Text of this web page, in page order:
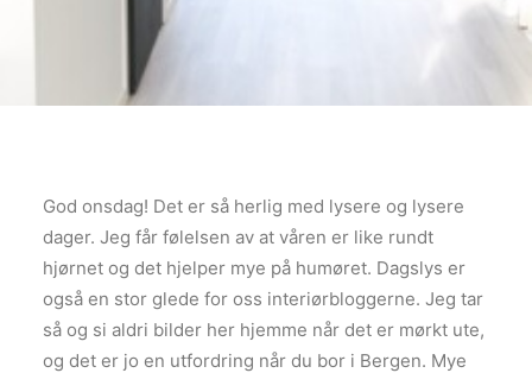
God onsdag! Det er så herlig med lysere og lysere
dager. Jeg får følelsen av at våren er like rundt
hjørnet og det hjelper mye på humøret. Dagslys er
også en stor glede for oss interiørbloggerne. Jeg tar
så og si aldri bilder her hjemme når det er mørkt ute,
og det er jo en utfordring når du bor i Bergen. Mye